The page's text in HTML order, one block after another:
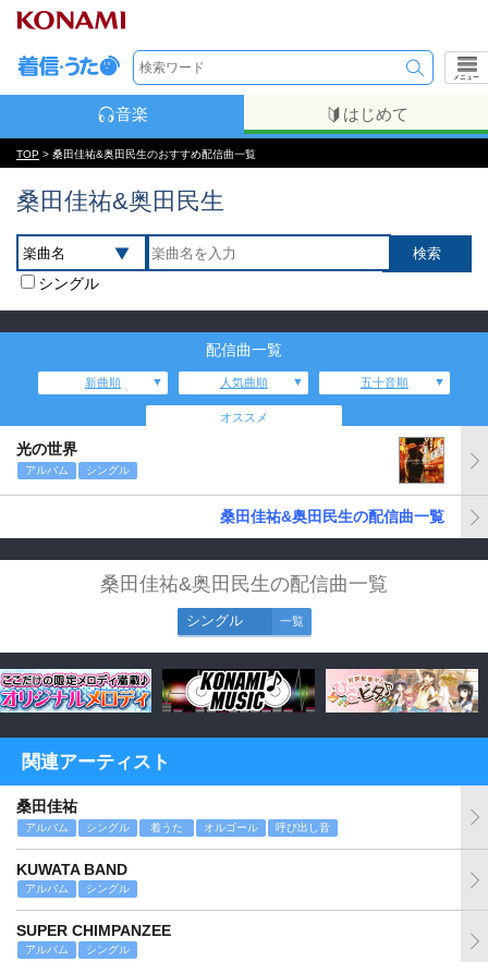
メニュー
音楽 はじめて
TOP > 桑田佳祐&奥田民生のおすすめ配信曲一覧
桑田佳祐&奥田民生
シングル
配信曲一覧
新曲順 人気曲順 五十音順
オススメ
光の世界
アルバム シングル
桑田佳祐&奥田民生の配信曲一覧
桑田佳祐&奥田民生の配信曲一覧
シングル 一覧
関連アーティスト
桑田佳祐
アルバム シングル 着うた オルゴール 呼び出し音
KUWATA BAND
アルバム シングル
SUPER CHIMPANZEE
アルバム シングル